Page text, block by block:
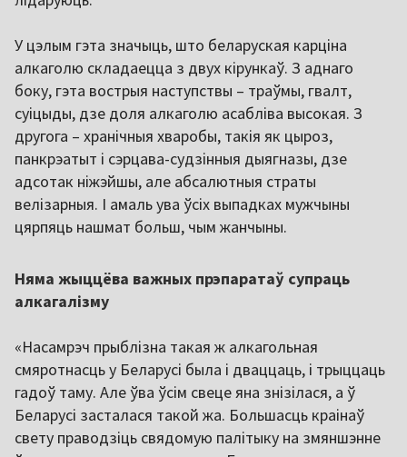
У цэлым гэта значыць, што беларуская карціна
алкаголю складаецца з двух кірункаў. З аднаго
боку, гэта вострыя наступствы – траўмы, гвалт,
суіцыды, дзе доля алкаголю асабліва высокая. З
другога – хранічныя хваробы, такія як цыроз,
панкрэатыт і сэрцава-судзінныя дыягназы, дзе
адсотак ніжэйшы, але абсалютныя страты
велізарныя. І амаль ува ўсіх выпадках мужчыны
цярпяць нашмат больш, чым жанчыны.
Няма жыццёва важных прэпаратаў супраць
алкагалізму
«Насамрэч прыблізна такая ж алкагольная
смяротнасць у Беларусі была і дваццаць, і трыццаць
гадоў таму. Але ўва ўсім свеце яна знізілася, а ў
Беларусі засталася такой жа. Большасць краінаў
свету праводзіць свядомую палітыку на змяншэнне